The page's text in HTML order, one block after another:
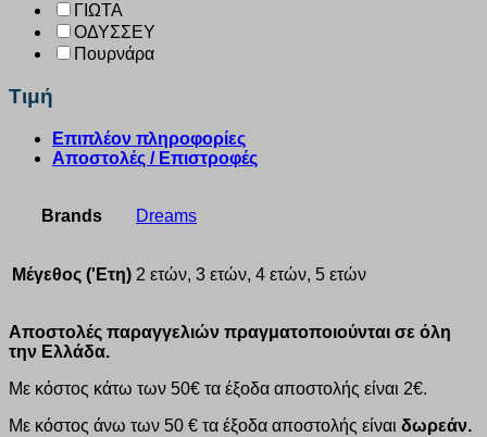
ΓΙΩΤΑ
ΟΔΥΣΣΕΥ
Πουρνάρα
Τιμή
Επιπλέον πληροφορίες
Αποστολές / Επιστροφές
Brands Dreams
Μέγεθος ('Ετη) 2 ετών, 3 ετών, 4 ετών, 5 ετών
Αποστολές παραγγελιών πραγματοποιούνται σε όλη
την Ελλάδα.
Με κόστος κάτω των 50€ τα έξοδα αποστολής είναι 2€.
Με κόστος άνω των 50 € τα έξοδα αποστολής είναι δωρεάν.